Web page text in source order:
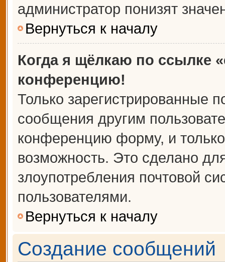
администратор понизят
Вернуться к началу
Когда я щёлкаю по ссылке
конференцию!
Только зарегистрированные
сообщения другим
конференцию форму, и
возможность. Это сделано
злоупотребления почтовой
пользователями.
Вернуться к началу
Создание сообщений